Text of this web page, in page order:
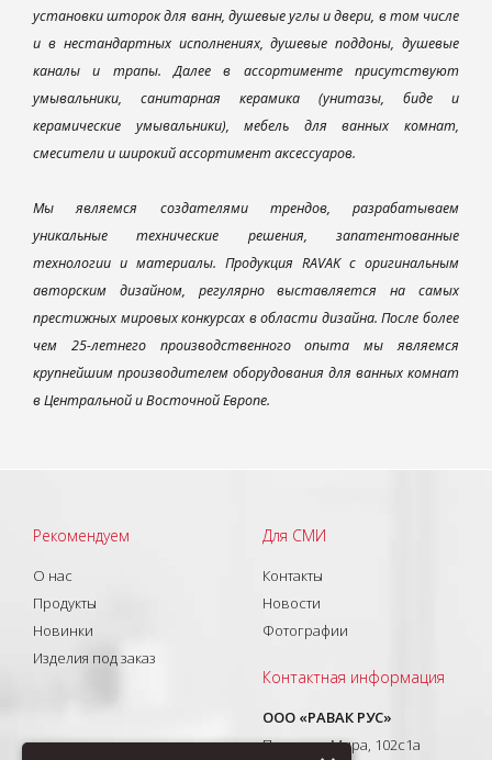
установки шторок для ванн, душевые углы и двери, в том числе
и в нестандартных исполнениях, душевые поддоны, душевые
каналы и трапы. Далее в ассортименте присутствуют
умывальники, санитарная керамика (унитазы, биде и
керамические умывальники), мебель для ванных комнат,
смесители и широкий ассортимент аксессуаров.
Мы являемся создателями трендов, разрабатываем
уникальные технические решения, запатентованные
технологии и материалы. Продукция RAVAK с оригинальным
авторским дизайном, регулярно выставляется на самых
престижных мировых конкурсах в области дизайна. После более
чем 25-летнего производственного опыта мы являемся
крупнейшим производителем оборудования для ванных комнат
в Центральной и Восточной Европе.
Рекомендуем
О нас
Продукты
Новинки
Изделия под заказ
Для СМИ
Контакты
Новости
Фотографии
Контактная информация
ООО «РАВАК РУС»
Проспект Мира, 102с1а